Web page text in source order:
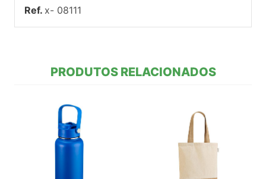
Ref. x- 08111
PRODUTOS RELACIONADOS